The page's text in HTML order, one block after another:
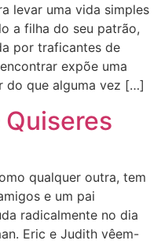
levar uma vida simples
a filha do seu patrão,
por traficantes de
expõe uma
do que alguma vez […]
qualquer outra, tem
e um pai
radicalmente no dia
Eric e Judith vêem-